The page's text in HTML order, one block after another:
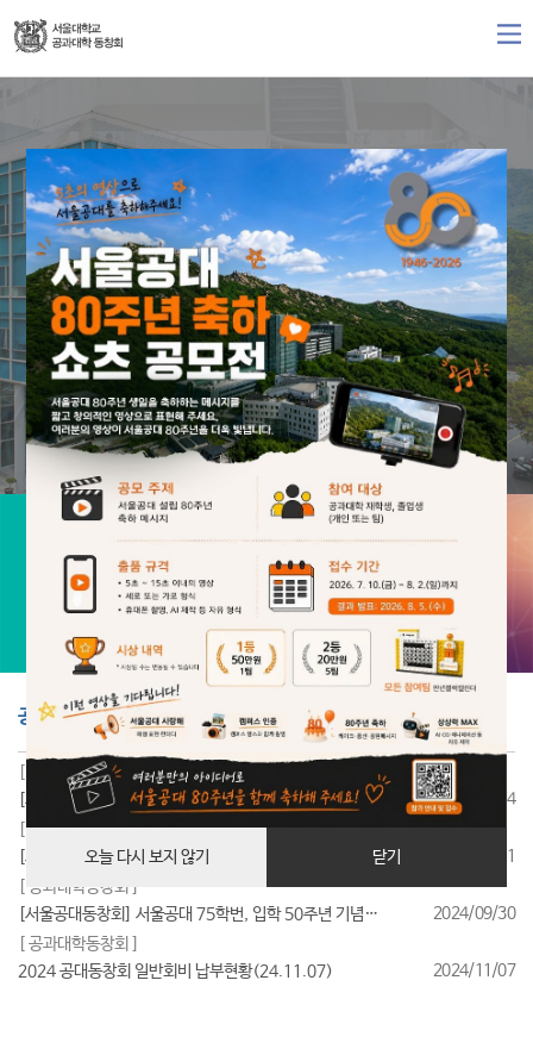
오늘 다시 보지 않기 닫기
공지사항 더보기
[ 공과대학동창회 ]
[서울공대동창회] 서울공대 85학번, 입학 40주년 기념행사 성료
2025/07/24
[ 공과대학동창회 ]
[서울공대동창회] 서울공대 95학번, 입학 30주년 기념행사 성료
2025/07/11
[ 공과대학동창회 ]
[서울공대동창회] 서울공대 75학번, 입학 50주년 기념행사 성료
2024/09/30
[ 공과대학동창회 ]
2024 공대동창회 일반회비 납부현황(24.11.07)
2024/11/07